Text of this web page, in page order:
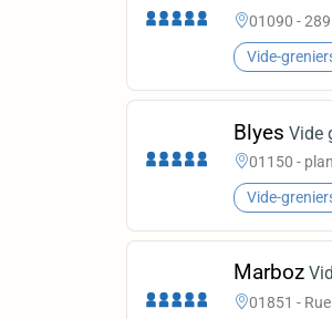
01090 -
Vide-
Blyes Vide
01150 -
Vide-
Marboz
01851 -